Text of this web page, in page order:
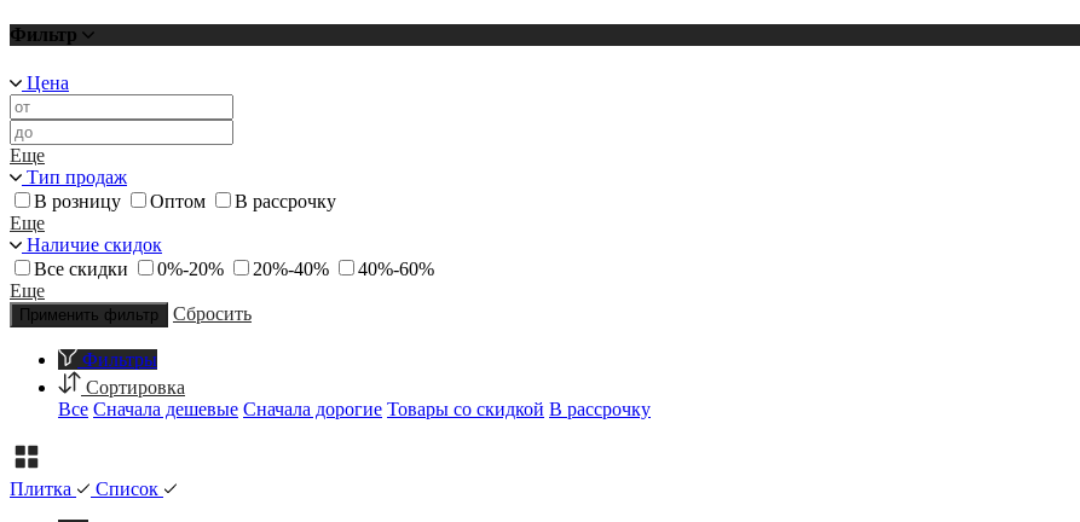
Фильтр
Цена
Еще
Тип продаж
В розницу
Оптом
В рассрочку
Еще
Наличие скидок
Все скидки
0%-20% 20%-40%
40%-60%
Еще
Применить фильтр Сбросить
Фильтры
Сортировка
Все Сначала дешевые Сначала дорогие Товары со скидкой В рассрочку
Плитка
Список